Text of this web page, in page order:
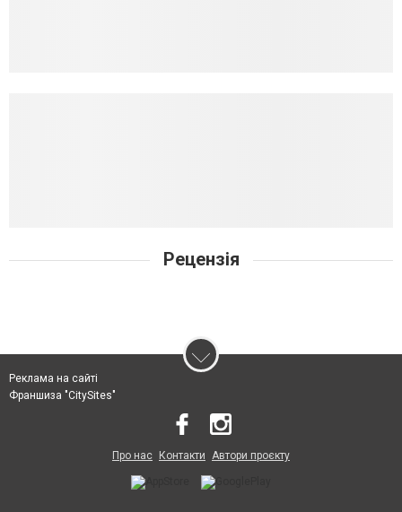
Рецензія
Реклама на сайті
Франшиза "CitySites"
Про нас Контакти Автори проєкту